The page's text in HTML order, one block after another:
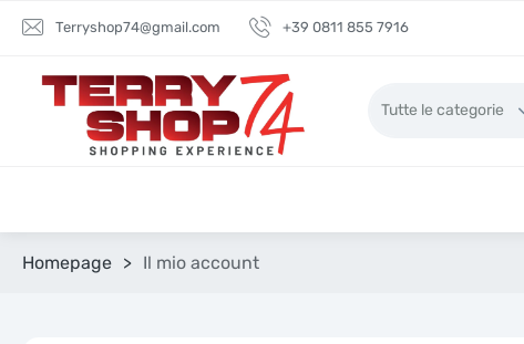
Terryshop74@gmail.com +39 0811 855 7916
Homepage > Il mio account